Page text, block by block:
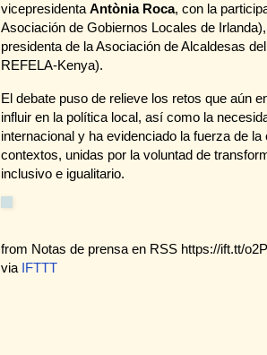
vicepresidenta Antònia Roca, con la
Asociación de Gobiernos Locales de Irlanda),
presidenta de la Asociación de Alcaldesas
REFELA-Kenya).
El debate puso de relieve los retos que aún
influir en la política local, así como la
internacional y ha evidenciado la fuerza de
contextos, unidas por la voluntad de
inclusivo e igualitario.
from Notas de prensa en RSS https://ift.tt/
via IFTTT